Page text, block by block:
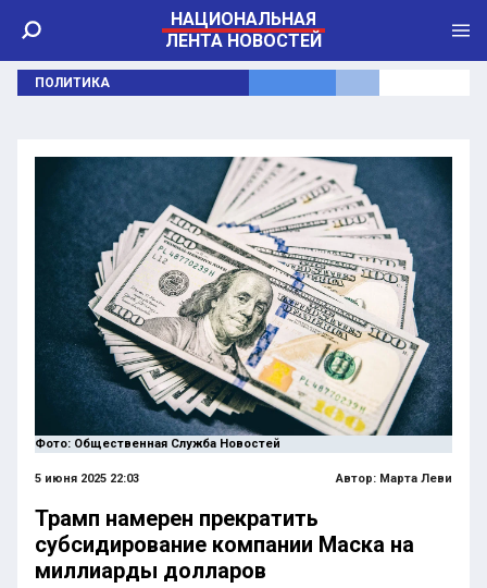
НАЦИОНАЛЬНАЯ
ЛЕНТА НОВОСТЕЙ
ПОЛИТИКА
Фото: Общественная Служба Новостей
5 июня 2025 22:03 Автор: Марта Леви
Трамп намерен прекратить
субсидирование компании Маска на
миллиарды долларов